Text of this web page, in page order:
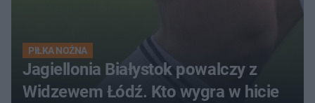
PIŁKA NOŻNA
Jagiellonia Białystok powalczy z
Widzewem Łódź. Kto wygra w hicie